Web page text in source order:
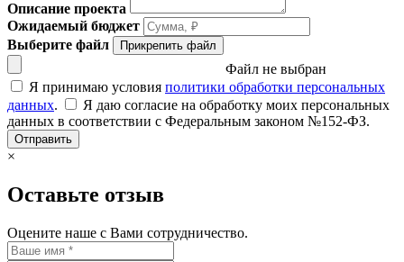
Описание проекта
Ожидаемый бюджет
Выберите файл
Прикрепить файл
Файл не выбран
Я принимаю условия политики обработки персональных
данных.
Я даю согласие на обработку моих персональных
данных в соответствии с Федеральным законом №152-ФЗ.
Отправить
×
Оставьте отзыв
Оцените наше с Вами сотрудничество.